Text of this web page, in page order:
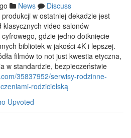
News
Discuss
w ostatniej dekadzie jest
video salonów
gdzie jedno dotknięcie
bibliotek w jakości 4K i lepszej.
filmów to not just kwestia etyczna,
w standardzie, bezpieczeństwie
35837952/serwisy-rodzinne-
rodzicielską
Upvoted